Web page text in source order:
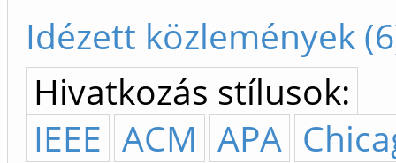
Idézett közlemények
Hivatkozás stílusok:
IEEE ACM APA